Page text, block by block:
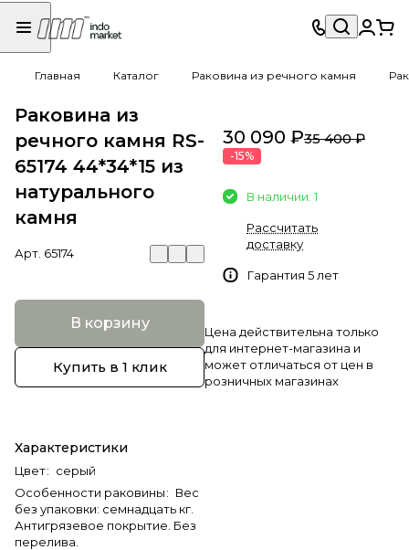
Главная Каталог Раковина из речного камня
Раковина из
речного камня RS-
65174 44*34*15 из
натурального
камня
Арт. 65174
В корзину
Купить в 1 клик
Характеристики
Цвет: серый
Особенности раковины: Вес
без упаковки: семнадцать кг.
Антигрязевое покрытие. Без
перелива.
30 090 ₽35 400 ₽
-15%
В наличии: 1
Рассчитать
доставку
Гарантия 5 лет
Цена действительна только
для интернет-магазина и
может отличаться от цен в
розничных магазинах